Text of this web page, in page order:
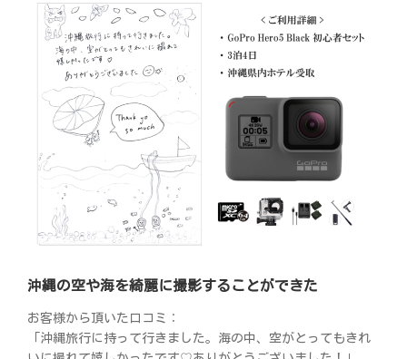
沖縄の空や海を綺麗に撮影することができた
お客様から頂いた口コミ：
「沖縄旅行に持って行きました。海の中、空がとってもきれ